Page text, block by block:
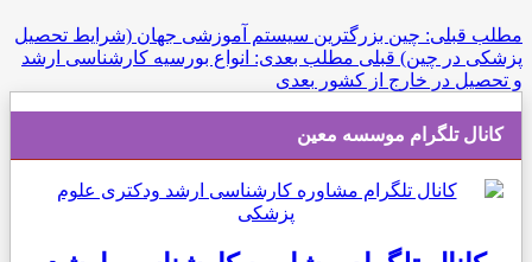
مطلب قبلی: چین بزرگترین سیستم آموزشی جهان (شرایط تحصیل
پزشکی در چین) قبلی مطلب بعدی: انواع بورسیه کارشناسی ارشد
و تحصيل در خارج از کشور بعدی
کانال تلگرام موسسه معین